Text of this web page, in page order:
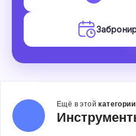
Ещё в этойкатегории
Инструменты